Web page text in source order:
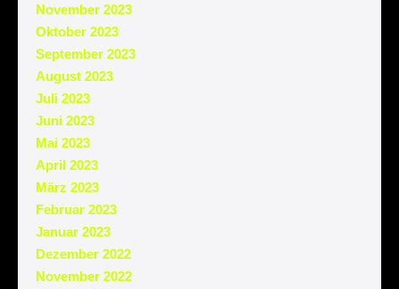
November 2023
Oktober 2023
September 2023
August 2023
Juli 2023
Juni 2023
Mai 2023
April 2023
März 2023
Februar 2023
Januar 2023
Dezember 2022
November 2022